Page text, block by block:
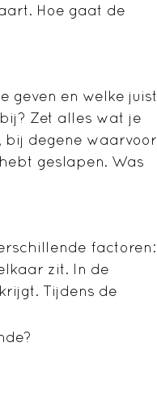
Hoe gaat de
geven en welke juist
Zet alles wat je
bij degene waarvoor
geslapen. Was
factoren:
zit. In de
Tijdens de